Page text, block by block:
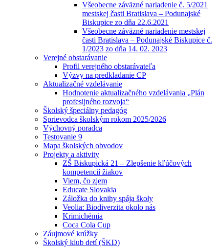
Všeobecne záväzné nariadenie č. 5/2021
mestskej časti Bratislava – Podunajské
Biskupice zo dňa 22.6.2021
Všeobecne záväzné nariadenie mestskej
časti Bratislava – Podunajské Biskupice č.
1/2023 zo dňa 14. 02. 2023
Verejné obstarávanie
Profil verejného obstarávateľa
Výzvy na predkladanie CP
Aktualizačné vzdelávanie
Hodnotenie aktualizačného vzdelávania „Plán
profesijného rozvoja“
Školský špeciálny pedagóg
Sprievodca školským rokom 2025/2026
Výchovný poradca
Testovanie 9
Mapa školských obvodov
Projekty a aktivity
ZŠ Biskupická 21 – Zlepšenie kľúčových
kompetencií žiakov
Viem, čo zjem
Educate Slovakia
Záložka do knihy spája školy
Veolia: Biodiverzita okolo nás
Krimichémia
Coca Cola Cup
Záujmové krúžky
Školský klub detí (ŠKD)